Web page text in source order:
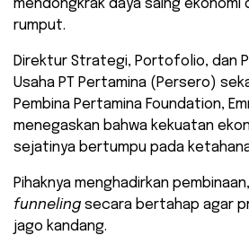
mendongkrak daya saing ekonomi
rumput.
​Direktur Strategi, Portofolio, dan
Usaha PT Pertamina (Persero)
Pembina Pertamina Foundation,
menegaskan bahwa kekuatan
sejatinya bertumpu pada
Pihaknya menghadirkan
funneling secara bertahap agar
jago kandang.